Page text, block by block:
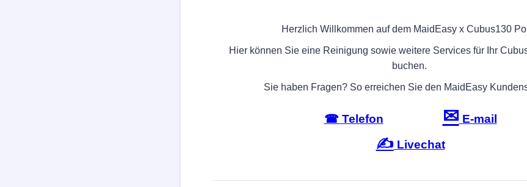
Herzlich Willkommen auf dem MaidEasy x Cubus130
Hier können Sie eine Reinigung sowie weitere Services für Ihr
buchen.
Sie haben Fragen? So erreichen Sie den MaidEasy
☎ Telefon ✉ E-mail
✍Livechat